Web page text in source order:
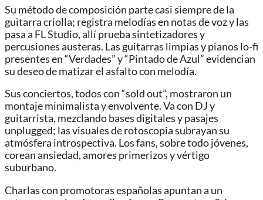
Su método de composición parte casi siempre de la
guitarra criolla; registra melodías en notas de voz y las
pasa a FL Studio, allí prueba sintetizadores y
percusiones austeras. Las guitarras limpias y pianos lo-fi
presentes en “Verdades” y “Pintado de Azul” evidencian
su deseo de matizar el asfalto con melodía.
Sus conciertos, todos con “sold out”, mostraron un
montaje minimalista y envolvente. Va con DJ y
guitarrista, mezclando bases digitales y pasajes
unplugged; las visuales de rotoscopia subrayan su
atmósfera introspectiva. Los fans, sobre todo jóvenes,
corean ansiedad, amores primerizos y vértigo
suburbano.
Charlas con promotoras españolas apuntan a un